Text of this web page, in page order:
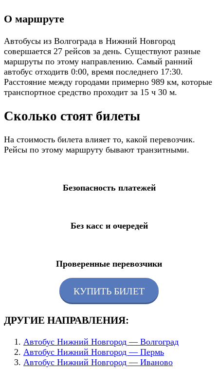
О маршруте
Автобусы из Волгограда в Нижний Новгород
совершается 27 рейсов за день. Существуют разные
маршруты по этому направлению. Самый ранний
автобус отходитв 0:00, время последнего 17:30.
Расстояние между городами примерно 989 км, которые
транспортное средство проходит за 15 ч 30 м.
Сколько стоят билеты
На стоимость билета влияет то, какой перевозчик.
Рейсы по этому маршруту бывают транзитными.
Безопасность платежей
Без касс и очередей
Проверенные перевозчики
КУПИТЬ БИЛЕТ
ДРУГИЕ НАПРАВЛЕНИЯ:
Автобус Нижний Новгород — Волгоград
Автобус Нижний Новгород — Пермь
Автобус Нижний Новгород — Иваново